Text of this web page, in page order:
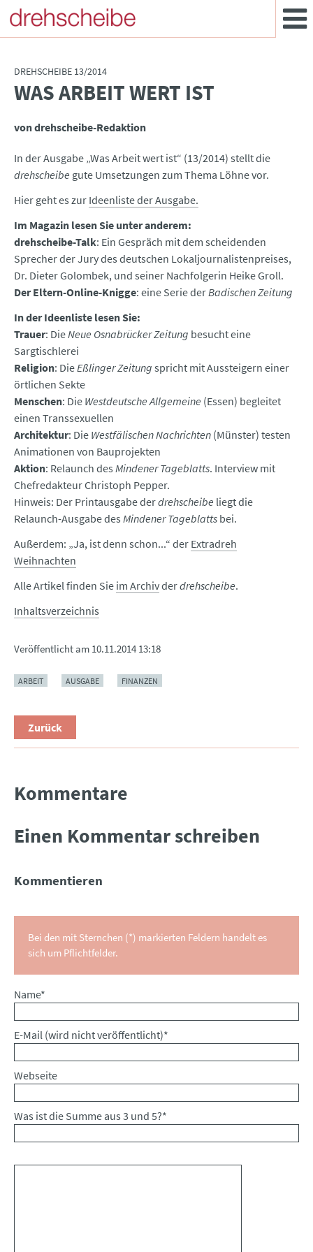
DREHSCHEIBE 13/2014
:WAS ARBEIT WERT IST
von drehscheibe-Redaktion
In der Ausgabe „Was Arbeit wert ist“ (13/2014) stellt die
drehscheibe gute Umsetzungen zum Thema Löhne vor.
Hier geht es zur Ideenliste der Ausgabe.
Im Magazin lesen Sie unter anderem:
drehscheibe-Talk: Ein Gespräch mit dem scheidenden
Sprecher der Jury des deutschen Lokaljournalistenpreises,
Dr. Dieter Golombek, und seiner Nachfolgerin Heike Groll.
Der Eltern-Online-Knigge: eine Serie derBadischen Zeitung
In der Ideenliste lesen Sie:
Trauer: DieNeue Osnabrücker Zeitung besucht eine
Sargtischlerei
Religion: DieEßlinger Zeitung spricht mit Aussteigern einer
örtlichen Sekte
Menschen: Die Westdeutsche Allgemeine (Essen) begleitet
einen Transsexuellen
Architektur: Die Westfälischen Nachrichten (Münster) testen
Animationen von Bauprojekten
Aktion: Relaunch des Mindener Tageblatts. Interview mit
Chefredakteur Christoph Pepper.
Hinweis: Der Printausgabe derdrehscheibe liegt die
Relaunch-Ausgabe des Mindener Tageblatts bei.
Außerdem: „Ja, ist denn schon...“ der Extradreh
Weihnachten
Alle Artikel finden Sie im Archivderdrehscheibe.
Inhaltsverzeichnis
Veröffentlicht am 10.11.2014 13:18
ARBEIT AUSGABE FINANZEN
Zurück
Kommentare
Einen Kommentar schreiben
Kommentieren
Bei den mit Sternchen (*) markierten Feldern handelt es
sich um Pflichtfelder.
Pflichtfeld
Name*
Pflichtfeld
E-Mail (wird nicht veröffentlicht)*
Webseite
Was ist die Summe aus 3 und 5?*